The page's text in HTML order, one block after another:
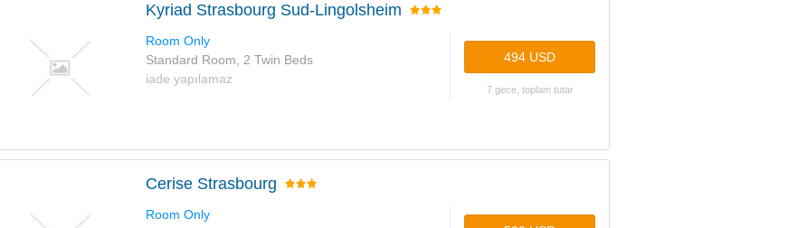
Kyriad Strasbourg Sud-Lingolsheim
Room Only
Standard Room, 2 Twin Beds
iade yapılamaz
494 USD
7 gece, toplam tutar
Cerise Strasbourg
Room Only